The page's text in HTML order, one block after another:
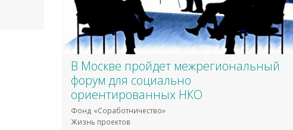
В Москве пройдет межрегиональный
форум для социально
ориентированных НКО
Фонд «Соработничество»
Жизнь проектов